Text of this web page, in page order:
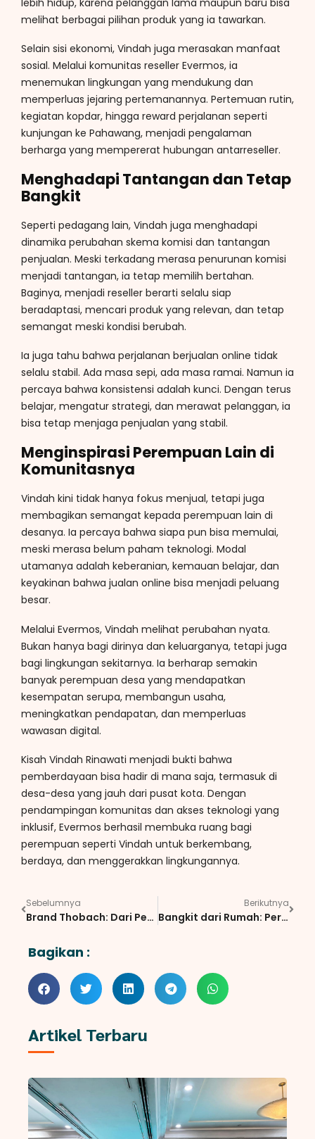
melihat berbagai pilihan produk yang ia tawarkan.
Selain sisi ekonomi, Vindah juga merasakan manfaat
sosial. Melalui komunitas reseller Evermos, ia
menemukan lingkungan yang mendukung dan
memperluas jejaring pertemanannya. Pertemuan rutin,
kegiatan kopdar, hingga reward perjalanan seperti
kunjungan ke Pahawang, menjadi pengalaman
berharga yang mempererat hubungan antarreseller.
Menghadapi Tantangan dan Tetap
Bangkit
Seperti pedagang lain, Vindah juga menghadapi
dinamika perubahan skema komisi dan tantangan
penjualan. Meski terkadang merasa penurunan komisi
menjadi tantangan, ia tetap memilih bertahan.
Baginya, menjadi reseller berarti selalu siap
beradaptasi, mencari produk yang relevan, dan tetap
semangat meski kondisi berubah.
Ia juga tahu bahwa perjalanan berjualan online tidak
selalu stabil. Ada masa sepi, ada masa ramai. Namun ia
percaya bahwa konsistensi adalah kunci. Dengan terus
belajar, mengatur strategi, dan merawat pelanggan, ia
bisa tetap menjaga penjualan yang stabil.
Menginspirasi Perempuan Lain di
Komunitasnya
Vindah kini tidak hanya fokus menjual, tetapi juga
membagikan semangat kepada perempuan lain di
desanya. Ia percaya bahwa siapa pun bisa memulai,
meski merasa belum paham teknologi. Modal
utamanya adalah keberanian, kemauan belajar, dan
keyakinan bahwa jualan online bisa menjadi peluang
besar.
Melalui Evermos, Vindah melihat perubahan nyata.
Bukan hanya bagi dirinya dan keluarganya, tetapi juga
bagi lingkungan sekitarnya. Ia berharap semakin
banyak perempuan desa yang mendapatkan
kesempatan serupa, membangun usaha,
meningkatkan pendapatan, dan memperluas
wawasan digital.
Kisah Vindah Rinawati menjadi bukti bahwa
pemberdayaan bisa hadir di mana saja, termasuk di
desa-desa yang jauh dari pusat kota. Dengan
pendampingan komunitas dan akses teknologi yang
inklusif, Evermos berhasil membuka ruang bagi
perempuan seperti Vindah untuk berkembang,
berdaya, dan menggerakkan lingkungannya.
Sebelumnya
Brand Thobach: Dari Pekerja Pabrik Menjadi Penggerak UMKM Indonesia Melalui Usaha Tas Lokal
Berikutnya
Bangkit dari Rumah: Perjalanan Zulfia Adriani Menemukan Semangat Baru Lewat Evermos
Bagikan :
Artikel Terbaru